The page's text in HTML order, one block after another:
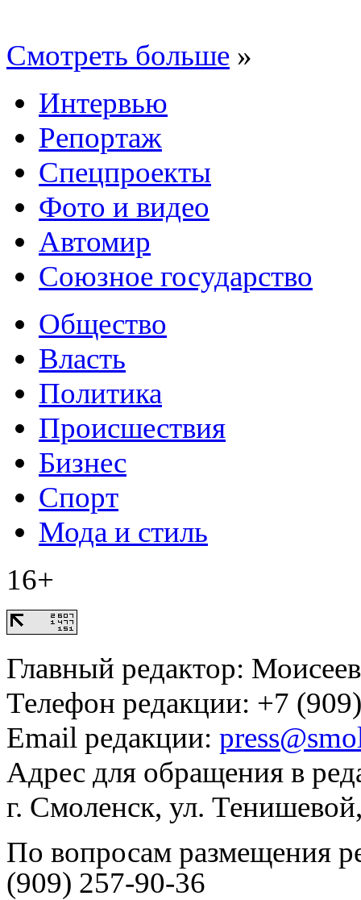
Смотреть больше »
Интервью
Репортаж
Спецпроекты
Фото и видео
Автомир
Союзное государство
Общество
Власть
Политика
Происшествия
Бизнес
Спорт
Мода и стиль
16+
Главный редактор:
Телефон редакции: +7
Email редакции:
Адрес для обращения в
г. Смоленск, ул.
По вопросам размещения
(909) 257-90-36